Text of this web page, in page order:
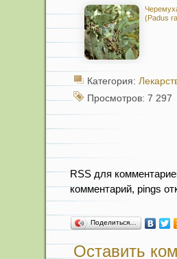
(Padus
Категория:
Просмотров: 7 297
RSS для
комментарий, pings
Поделиться…
Оставить